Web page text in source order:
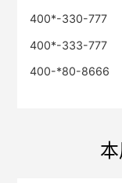
400*-330-777
400*-333-777
400-*80-8666